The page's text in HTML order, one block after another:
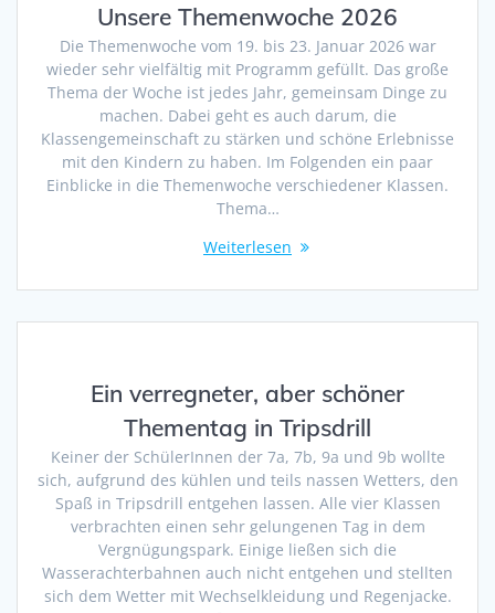
Unsere Themenwoche 2026
Die Themenwoche vom 19. bis 23. Januar 2026 war
wieder sehr vielfältig mit Programm gefüllt. Das große
Thema der Woche ist jedes Jahr, gemeinsam Dinge zu
machen. Dabei geht es auch darum, die
Klassengemeinschaft zu stärken und schöne Erlebnisse
mit den Kindern zu haben. Im Folgenden ein paar
Einblicke in die Themenwoche verschiedener Klassen.
Thema…
Weiterlesen
Ein verregneter, aber schöner
Thementag in Tripsdrill
Keiner der SchülerInnen der 7a, 7b, 9a und 9b wollte
sich, aufgrund des kühlen und teils nassen Wetters, den
Spaß in Tripsdrill entgehen lassen. Alle vier Klassen
verbrachten einen sehr gelungenen Tag in dem
Vergnügungspark. Einige ließen sich die
Wasserachterbahnen auch nicht entgehen und stellten
sich dem Wetter mit Wechselkleidung und Regenjacke.